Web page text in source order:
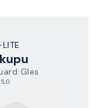
Gles
5,0